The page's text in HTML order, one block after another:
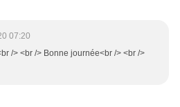
07:20
/> <br /> Bonne journée<br /> <br />